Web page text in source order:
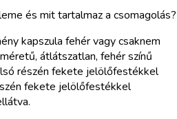
és mit tartalmaz a csomagolás?
kapszula fehér vagy csaknem
átlátszatlan, fehér színű
részén fekete jelölőfestékkel
fekete jelölőfestékkel